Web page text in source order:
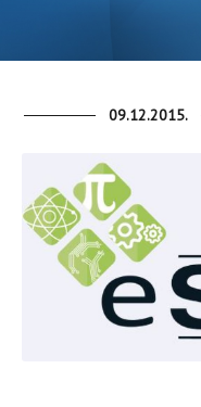
09.12.2015.